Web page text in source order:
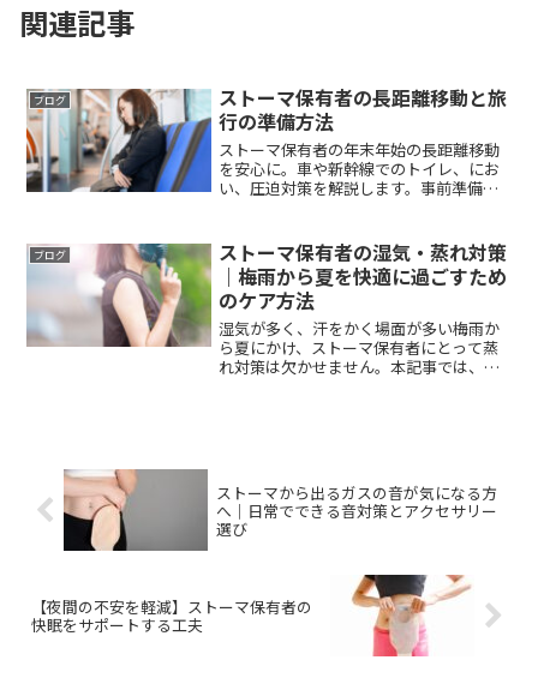
関連記事
ブログ
ストーマ保有者の長距離移動と旅
行の準備方法
ストーマ保有者の年末年始の長距離移動
を安心に。車や新幹線でのトイレ、にお
い、圧迫対策を解説します。事前準備と
ブログ
ストーマ保有者の湿気・蒸れ対策
｜梅雨から夏を快適に過ごすため
のケア方法
湿気が多く、汗をかく場面が多い梅雨か
ら夏にかけ、ストーマ保有者にとって蒸
れ対策は欠かせません。本記事では、蒸
ストーマから出るガスの音が気になる方
へ｜日常でできる音対策とアクセサリー
選び
【夜間の不安を軽減】ストーマ保有者の
快眠をサポートする工夫